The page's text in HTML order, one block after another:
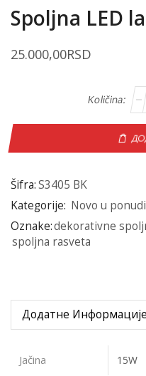
Spoljna LED
25.000,00RSD
Šifra:S3405 BK
Kategorije: Novo u ponudi
Oznake:dekorativne
spoljna rasveta
Додатне Информације
Jačina 15W